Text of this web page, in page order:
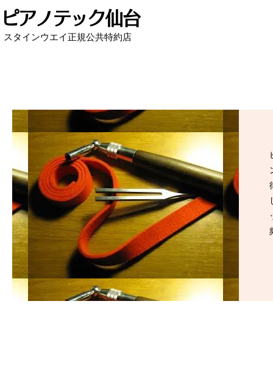
ピアノテック仙台
スタインウエイ正規公共特約店